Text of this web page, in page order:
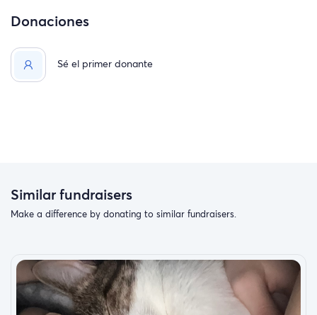
Donaciones
Sé el primer donante
Similar fundraisers
Make a difference by donating to similar fundraisers.